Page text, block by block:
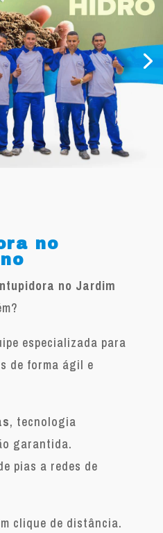
no
no Jardim
especializada para
de forma ágil e
, tecnologia
garantida.
pias a redes de
clique de distância.